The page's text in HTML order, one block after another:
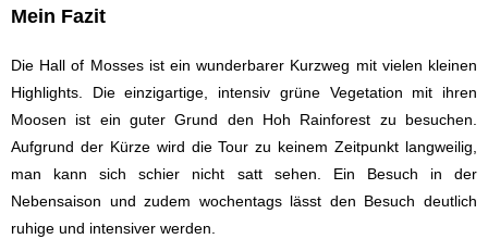
Mein Fazit
Die Hall of Mosses ist ein wunderbarer Kurzweg mit vielen kleinen
Highlights. Die einzigartige, intensiv grüne Vegetation mit ihren
Moosen ist ein guter Grund den Hoh Rainforest zu besuchen.
Aufgrund der Kürze wird die Tour zu keinem Zeitpunkt langweilig,
man kann sich schier nicht satt sehen. Ein Besuch in der
Nebensaison und zudem wochentags lässt den Besuch deutlich
ruhige und intensiver werden.